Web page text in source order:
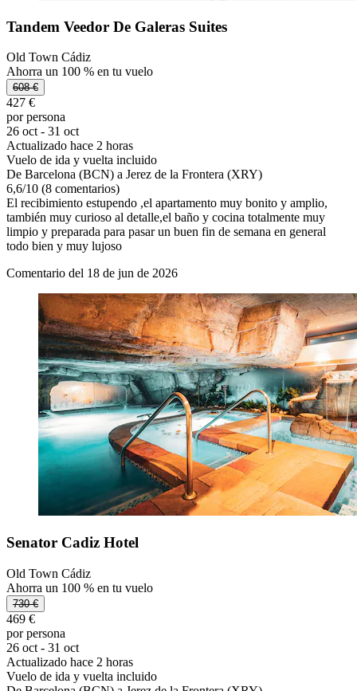
Tandem Veedor De Galeras Suites
Old Town Cádiz
Ahorra un 100 % en tu vuelo
608 €
427 €
por persona
26 oct - 31 oct
Actualizado hace 2 horas
Vuelo de ida y vuelta incluido
De Barcelona (BCN) a Jerez de la Frontera (XRY)
6,6/10 (8 comentarios)
El recibimiento estupendo ,el apartamento muy bonito y amplio,
también muy curioso al detalle,el baño y cocina totalmente muy
limpio y preparada para pasar un buen fin de semana en general
todo bien y muy lujoso
Comentario del 18 de jun de 2026
Senator Cadiz Hotel
Old Town Cádiz
Ahorra un 100 % en tu vuelo
730 €
469 €
por persona
26 oct - 31 oct
Actualizado hace 2 horas
Vuelo de ida y vuelta incluido